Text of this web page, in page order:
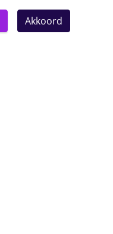
Akkoord